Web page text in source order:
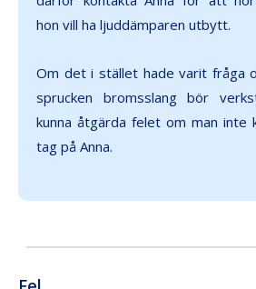
hon vill ha ljuddämparen utbytt.
Om det i stället hade varit fråga
sprucken bromsslang bör
kunna åtgärda felet om man inte
tag på Anna.